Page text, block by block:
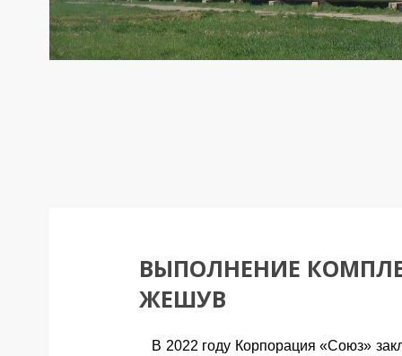
ВЫПОЛНЕНИЕ
ЖЕШУВ
В 2022 году Корпорация «Союз»